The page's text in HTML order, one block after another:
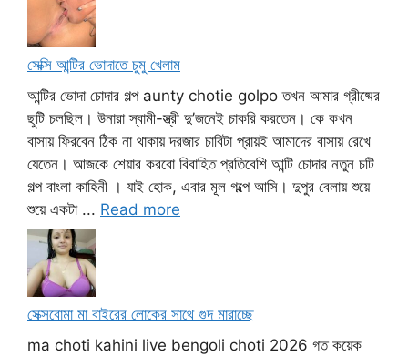
সেক্সি আন্টির ভোদাতে চুমু খেলাম
আন্টির ভোদা চোদার গল্প aunty chotie golpo তখন আমার গ্রীষ্মের
ছুটি চলছিল। উনারা স্বামী-স্ত্রী দু’জনেই চাকরি করতেন। কে কখন
বাসায় ফিরবেন ঠিক না থাকায় দরজার চাবিটা প্রায়ই আমাদের বাসায় রেখে
যেতেন। আজকে শেয়ার করবো বিবাহিত প্রতিবেশি আন্টি চোদার নতুন চটি
গল্প বাংলা কাহিনী । যাই হোক, এবার মূল গল্পে আসি। দুপুর বেলায় শুয়ে
শুয়ে একটা ... Read more
সেক্সবোমা মা বাইরের লোকের সাথে গুদ মারাচ্ছে
ma choti kahini live bengoli choti 2026 গত কয়েক